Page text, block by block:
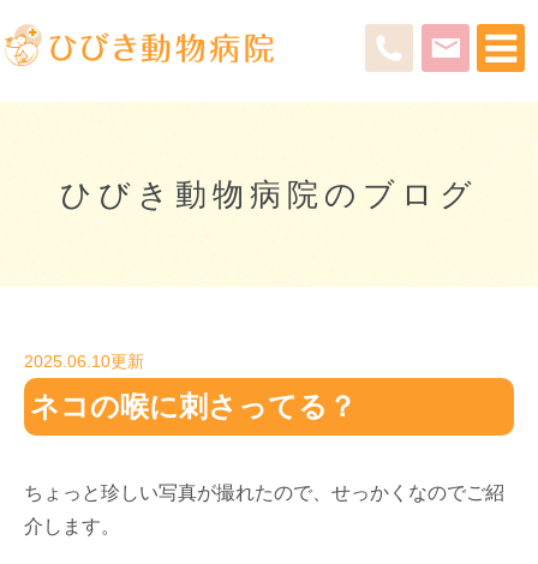
ひびき動物病院のブログ
2025.06.10更新
ネコの喉に刺さってる？
ちょっと珍しい写真が撮れたので、せっかくなのでご紹
介します。